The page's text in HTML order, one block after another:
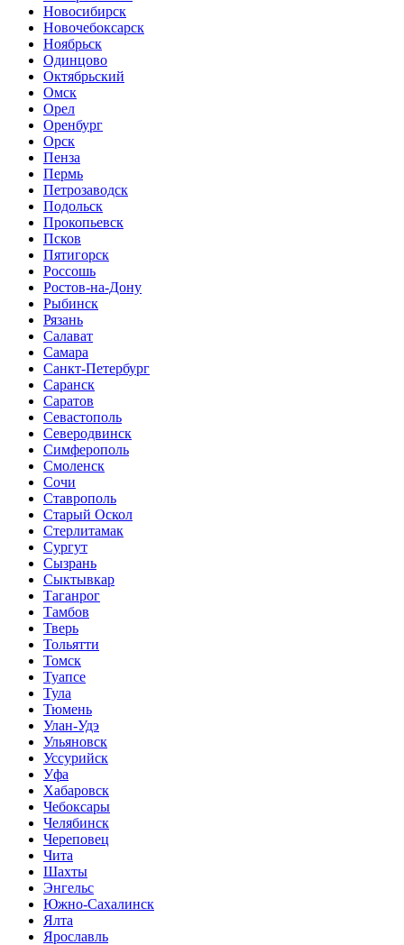
Новосибирск
Новочебоксарск
Ноябрьск
Одинцово
Октябрьский
Омск
Орел
Оренбург
Орск
Пенза
Пермь
Петрозаводск
Подольск
Прокопьевск
Псков
Пятигорск
Россошь
Ростов-на-Дону
Рыбинск
Рязань
Салават
Самара
Санкт-Петербург
Саранск
Саратов
Севастополь
Северодвинск
Симферополь
Смоленск
Сочи
Ставрополь
Старый Оскол
Стерлитамак
Сургут
Сызрань
Сыктывкар
Таганрог
Тамбов
Тверь
Тольятти
Томск
Туапсе
Тула
Тюмень
Улан-Удэ
Ульяновск
Уссурийск
Уфа
Хабаровск
Чебоксары
Челябинск
Череповец
Чита
Шахты
Энгельс
Южно-Сахалинск
Ялта
Ярославль